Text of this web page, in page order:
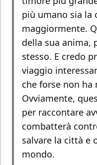
più umano sia la
maggiormente.
della sua anima,
stesso. E credo
viaggio
che forse non ha
Ovviamente,
per raccontare
combatterà
salvare la città e
mondo.